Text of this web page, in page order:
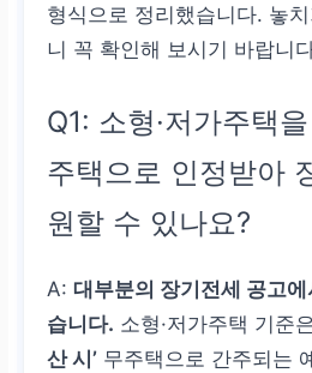
형식으로 정리했습니다. 놓
니 꼭 확인해 보시기 바랍니
Q1: 소형·저가주택
주택으로 인정받아
원할 수 있나요?
A:대부분의 장기전세 공고
습니다. 소형·저가주택 기준
산 시’ 무주택으로 간주되는